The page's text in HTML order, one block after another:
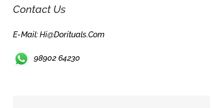
Contact Us
E-Mail: Hi@dorituals.com
98902 64230